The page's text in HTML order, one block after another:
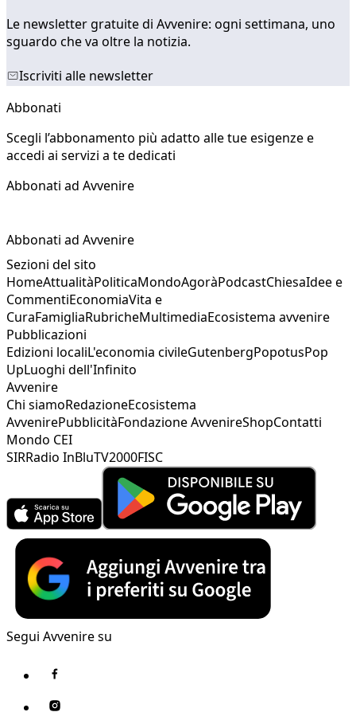
Le newsletter gratuite di Avvenire: ogni settimana, uno
sguardo che va oltre la notizia.
Iscriviti alle newsletter
Abbonati
Scegli l’abbonamento più adatto alle tue esigenze e
accedi ai servizi a te dedicati
Abbonati ad Avvenire
Abbonati ad Avvenire
Sezioni del sito
HomeAttualitàPoliticaMondoAgoràPodcastChiesaIdee e
CommentiEconomiaVita e
CuraFamigliaRubricheMultimediaEcosistema avvenire
Pubblicazioni
Edizioni localiL'economia civileGutenbergPopotusPop
UpLuoghi dell'Infinito
Avvenire
Chi siamoRedazioneEcosistema
AvvenirePubblicitàFondazione AvvenireShopContatti
Mondo CEI
SIRRadio InBluTV2000FISC
Segui Avvenire su